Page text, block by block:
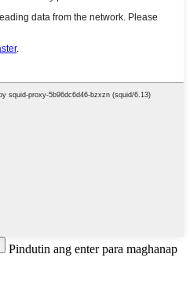
Pindutin ang enter para maghanap